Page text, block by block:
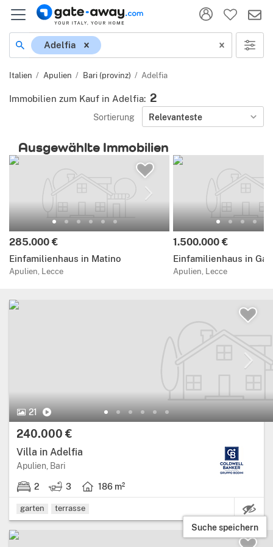
Ort
Adelfia
Italien Apulien Bari (provinz) Adelfia
Immobilien zum Kauf in Adelfia: 2
Sortierung Relevanteste
Ausgewählte Immobilien
Preis:
285.000 €
Einfamilienhaus in Matino
Apulien, Lecce
Preis:
1.500.000 €
Einfamilienhaus in
Apulien, Lecce
21
21 Bilder.Video
Preis:
240.000 €
Villa in Adelfia
Apulien, BariRegion: Apulien, provinz: Bari.
2
2 schlafzimmer.
3
3 badezimmer.186 m²
Wohnfläche: 186 Quadratmeter.
garten terrasse
Suche speichern